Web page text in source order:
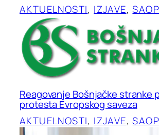
AKTUELNOSTI, IZJAVE,
Reagovanje Bošnjačke stranke
protesta Evropskog saveza
AKTUELNOSTI, IZJAVE,